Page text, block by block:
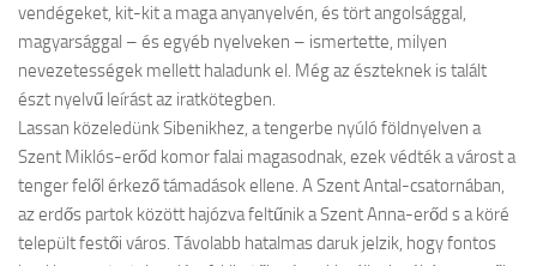
vendégeket, kit-kit a maga anyanyelvén, és tört angolsággal,
magyarsággal – és egyéb nyelveken – ismertette, milyen
nevezetességek mellett haladunk el. Még az észteknek is talált
észt nyelvű leírást az iratkötegben.
Lassan közeledünk Sibenikhez, a tengerbe nyúló földnyelven a
Szent Miklós-erőd komor falai magasodnak, ezek védték a várost a
tenger felől érkező támadások ellene. A Szent Antal-csatornában,
az erdős partok között hajózva feltűnik a Szent Anna-erőd s a köré
települt festői város. Távolabb hatalmas daruk jelzik, hogy fontos